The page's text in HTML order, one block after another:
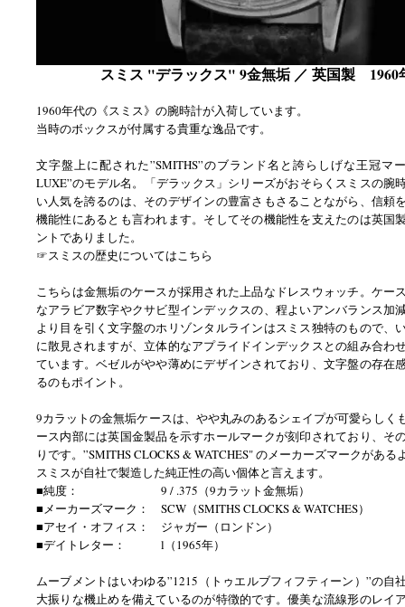
スミス "デラックス" 9金無垢 ／ 英国製 1960
1960年代の《スミス》の腕時計が入荷しています。
当時のボックスが付属する貴重な逸品です。
文字盤上に配された”SMITHS”のブランド名と誇らしげな王冠マ
LUXE”のモデル名。「デラックス」シリーズがおそらくスミスの腕
い人気を誇るのは、そのデザインの豊富さもさることながら、信頼
機能性にあるとも言われます。そしてその機能性を支えたのは英国
ントでありました。
☞スミスの歴史についてはこちら
こちらは金無垢のケースが採用された上品なドレスウォッチ。ケー
なアラビア数字やクサビ型インデックスの、程よいアンバランス加
より目を引く文字盤のホリゾンタルラインはスミス独特のもので、
に散見されますが、立体的なアプライドインデックスとの組み合わ
ています。ベゼルがやや薄めにデザインされており、文字盤の存在
るのもポイント。
9カラットの金無垢ケースは、やや丸みのあるシェイプが可愛らしく
ース内部には英国金製品を示すホールマークが刻印されており、そ
りです。”SMITHS CLOCKS & WATCHES" のメーカーズマークがある
スミスが自社で製造した純正性の高い個体と言えます。
■純度： 9 / .375（9カラット金無垢）
■メーカーズマーク： SCW（SMITHS CLOCKS & WATCHES）
■アセイ・オフィス： ジャガー（ロンドン）
■デイトレター： l（1965年）
ムーブメントはいわゆる”1215（トゥエルブフィフティーン）”の自
大振りな機止めを備えているのが特徴的です。優美な流線形のレイ